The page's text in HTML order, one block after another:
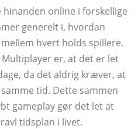
online i forskellige
generelt i, hvordan
hvert holds spillere.
Multiplayer er, at det er let
da det aldrig kræver, at
tid. Dette sammen
gameplay gør det let at
tidsplan i livet.